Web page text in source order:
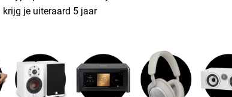
je uiteraard 5 jaar